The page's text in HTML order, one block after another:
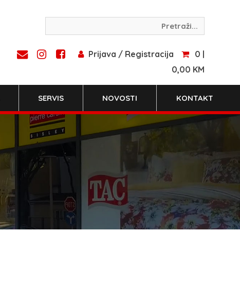
Prijava / Registracija
0 |
0,00 KM
SERVIS NOVOSTI KONTAKT